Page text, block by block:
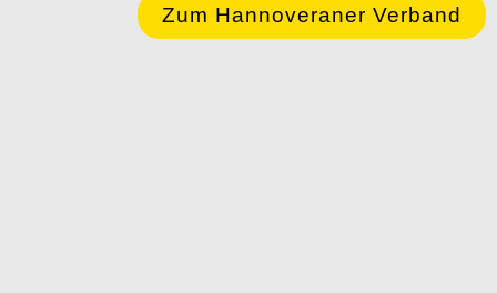
Zum Hannoveraner Verband